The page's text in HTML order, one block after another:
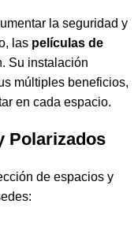
la seguridad y
las películas de
Su instalación
múltiples beneficios,
en cada espacio.
Polarizados
de espacios y